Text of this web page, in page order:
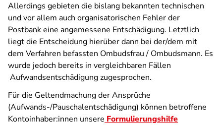
Allerdings gebieten die bislang bekannten technischen
und vor allem auch organisatorischen Fehler der
Postbank eine angemessene Entschädigung. Letztlich
liegt die Entscheidung hierüber dann bei der/dem mit
dem Verfahren befassten Ombudsfrau / Ombudsmann. Es
wurde jedoch bereits in vergleichbaren Fällen
Aufwandsentschädigung zugesprochen.
Für die Geltendmachung der Ansprüche
(Aufwands-/Pauschalentschädigung) können betroffene
Kontoinhaber:innen unsere Formulierungshilfe